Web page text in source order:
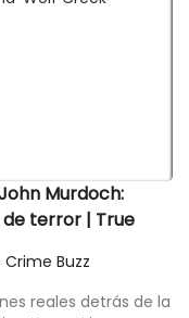
Murdoch:
terror | True
Buzz
reales detrás de la